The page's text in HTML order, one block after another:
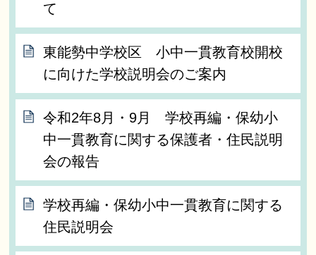
て
東能勢中学校区 小中一貫教育校開校
に向けた学校説明会のご案内
令和2年8月・9月 学校再編・保幼小
中一貫教育に関する保護者・住民説明
会の報告
学校再編・保幼小中一貫教育に関する
住民説明会